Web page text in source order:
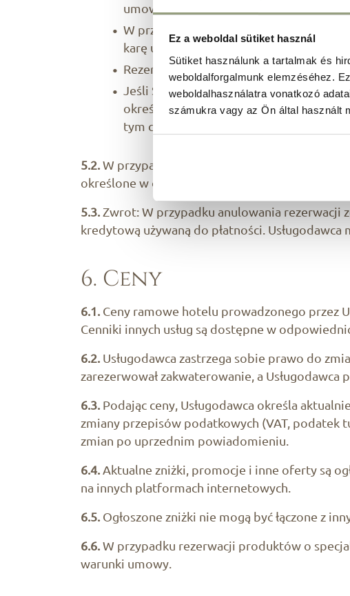
Ez a weboldal sütiket használ
Sütiket használunk a tartalmak és
weboldalforgalmunk elemzéséhez.
weboldalhasználatra vonatkozó
számukra vagy az Ön által használt
umowie, zobowiązanie Usługodawcy do
W przypadku anulowania po terminie
karę umowną.
Rezerwację uważa się za
Jeśli Strona umowy zabezpieczyła
określonym w umowie, Usługodawca
tym czasie zobowiązanie Usługodawcy
5.2.W przypadku rezerwacji specjalnych
określone w odrębnej umowie.
5.3. Zwrot: W przypadku anulowania rezerwacji
kredytową używaną do płatności. Usługodawca
6. Ceny
6.1. Ceny ramowe hotelu prowadzonego przez
Cenniki innych usług są dostępne w
6.2. Usługodawca zastrzega sobie prawo do
zarezerwował zakwaterowanie, a
6.3. Podając ceny, Usługodawca określa
zmiany przepisów podatkowych (VAT, podatek
zmian po uprzednim powiadomieniu.
6.4. Aktualne zniżki, promocje i inne oferty są
na innych platformach internetowych.
6.5. Ogłoszone zniżki nie mogą być łączone z
6.6.W przypadku rezerwacji produktów o
warunki umowy.